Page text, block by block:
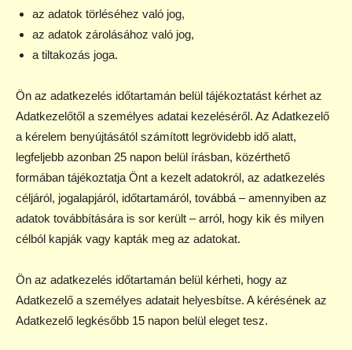
az adatok törléséhez való jog,
az adatok zárolásához való jog,
a tiltakozás joga.
Ön az adatkezelés időtartamán belül tájékoztatást kérhet az
Adatkezelőtől a személyes adatai kezeléséről. Az Adatkezelő
a kérelem benyújtásától számított legrövidebb idő alatt,
legfeljebb azonban 25 napon belül írásban, közérthető
formában tájékoztatja Önt a kezelt adatokról, az adatkezelés
céljáról, jogalapjáról, időtartamáról, továbbá – amennyiben az
adatok továbbítására is sor került – arról, hogy kik és milyen
célból kapják vagy kapták meg az adatokat.
Ön az adatkezelés időtartamán belül kérheti, hogy az
Adatkezelő a személyes adatait helyesbítse. A kérésének az
Adatkezelő legkésőbb 15 napon belül eleget tesz.